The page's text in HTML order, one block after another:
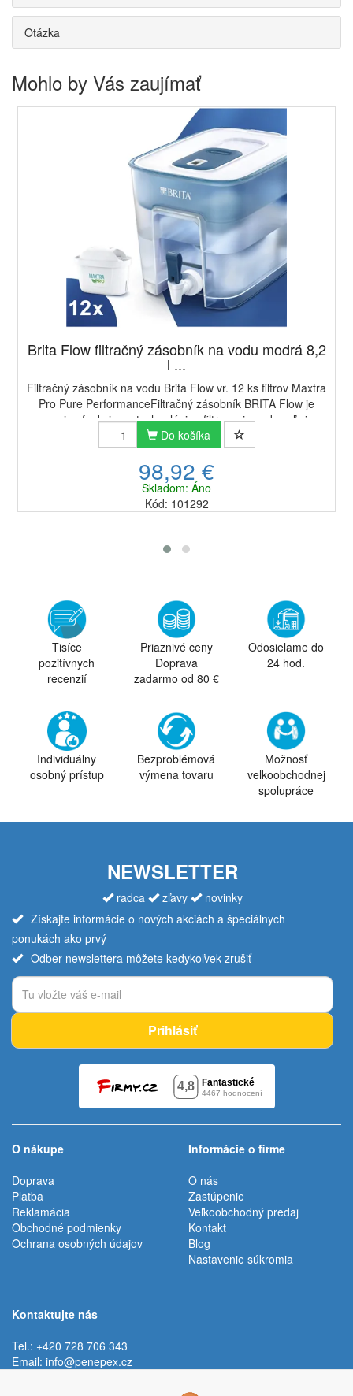
Otázka
Mohlo by Vás zaujímať
Brita Flow filtračný zásobník na vodu modrá 8,2
l ...
Filtračný zásobník na vodu Brita Flow vr. 12 ks filtrov Maxtra
Pro Pure PerformanceFiltračný zásobník BRITA Flow je
svojou funkciou a technológiou filtrovania vody veľmi
podobný filtračným kanviciam B...
Do košíka
98,92 €
Skladom: Áno
Kód: 101292
Tisíce
pozitívnych
recenzií
Priaznivé ceny
Doprava
zadarmo od 80 €
Odosielame do
24 hod.
Individuálny
osobný prístup
Bezproblémová
výmena tovaru
Možnosť
veľkoobchodnej
spolupráce
NEWSLETTER
radca zľavy
novinky
Získajte informácie o nových akciách a špeciálnych
ponukách ako prvý
Odber newslettera môžete kedykoľvek zrušiť
Prihlásiť
O nákupe
Doprava
Platba
Reklamácia
Obchodné podmienky
Ochrana osobných údajov
Informácie o firme
O nás
Zastúpenie
Veľkoobchodný predaj
Kontakt
Blog
Nastavenie súkromia
Kontaktujte nás
Tel.: +420 728 706 343
Email: info@penepex.cz